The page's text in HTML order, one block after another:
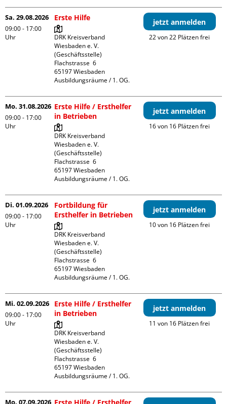
Sa. 29.08.2026
09:00 - 17:00
Uhr
Erste Hilfe
DRK Kreisverband
Wiesbaden e. V.
(Geschäftsstelle)
Flachstrasse  6
65197 Wiesbaden
Ausbildungsräume / 1. OG.
jetzt anmelden
22 von 22 Plätzen frei
Mo. 31.08.2026
09:00 - 17:00
Uhr
Erste Hilfe / Ersthelfer
in Betrieben
DRK Kreisverband
Wiesbaden e. V.
(Geschäftsstelle)
Flachstrasse  6
65197 Wiesbaden
Ausbildungsräume / 1. OG.
jetzt anmelden
16 von 16 Plätzen frei
Di. 01.09.2026
09:00 - 17:00
Uhr
Fortbildung für
Ersthelfer in Betrieben
DRK Kreisverband
Wiesbaden e. V.
(Geschäftsstelle)
Flachstrasse  6
65197 Wiesbaden
Ausbildungsräume / 1. OG.
jetzt anmelden
10 von 16 Plätzen frei
Mi. 02.09.2026
09:00 - 17:00
Uhr
Erste Hilfe / Ersthelfer
in Betrieben
DRK Kreisverband
Wiesbaden e. V.
(Geschäftsstelle)
Flachstrasse  6
65197 Wiesbaden
Ausbildungsräume / 1. OG.
jetzt anmelden
11 von 16 Plätzen frei
Mo. 07.09.2026